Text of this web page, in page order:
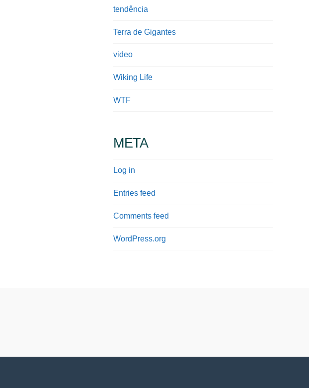
tendência
Terra de Gigantes
video
Wiking Life
WTF
META
Log in
Entries feed
Comments feed
WordPress.org